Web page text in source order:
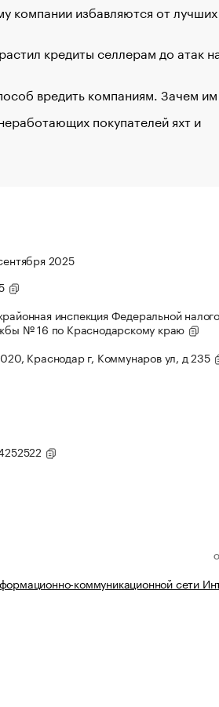
компании избавляются от лучших
кредиты селлерам до атак
вредить компаниям. Зачем
покупателей яхт и
2025
инспекция Федеральной
№ 16 по Краснодарскому краю
Краснодар г, Коммунаров ул, д 235
коммуникационной сети